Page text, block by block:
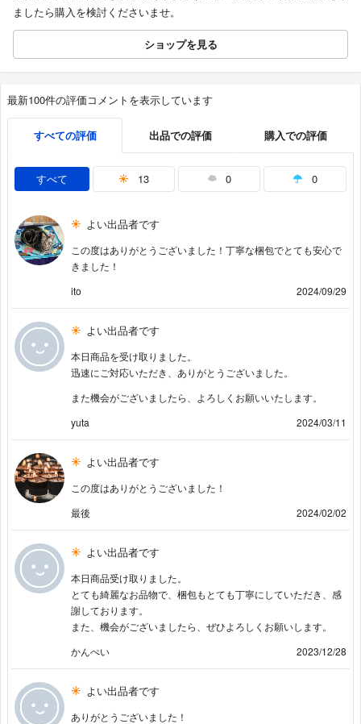
ましたら購入を検討くださいませ。
ショップを見る
最新100件の評価コメントを表示しています
すべての評価 出品での評価 購入での評価
すべて 13 0 0
よい出品者です
この度はありがとうございました！丁寧な梱包でとても安心で
きました！
ito
2024/09/29
よい出品者です
本日商品を受け取りました。
迅速にご対応いただき、ありがとうございました。
また機会がございましたら、よろしくお願いいたします。
yuta
2024/03/11
よい出品者です
この度はありがとうございました！
最後
2024/02/02
よい出品者です
本日商品受け取りました。
とても綺麗なお品物で、梱包もとても丁寧にしていただき、感
謝しております。
また、機会がございましたら、ぜひよろしくお願いします。
かんぺい
2023/12/28
よい出品者です
ありがとうございました！